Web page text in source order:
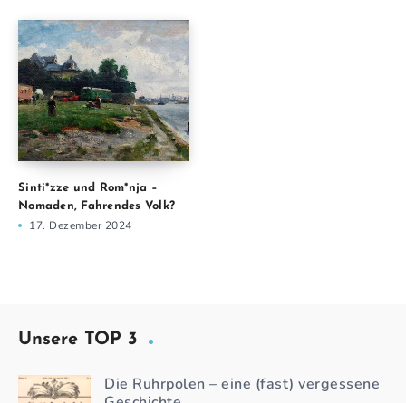
Sinti*zze und Rom*nja –
Nomaden, Fahrendes Volk?
17. Dezember 2024
Unsere TOP 3
Die Ruhrpolen – eine (fast) vergessene